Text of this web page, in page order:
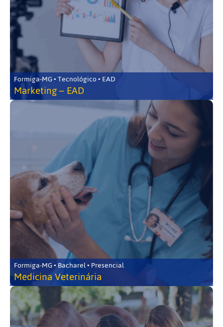
Formiga-MG • Tecnológico • EAD
Marketing – EAD
Formiga-MG • Bacharel • Presencial
Medicina Veterinária